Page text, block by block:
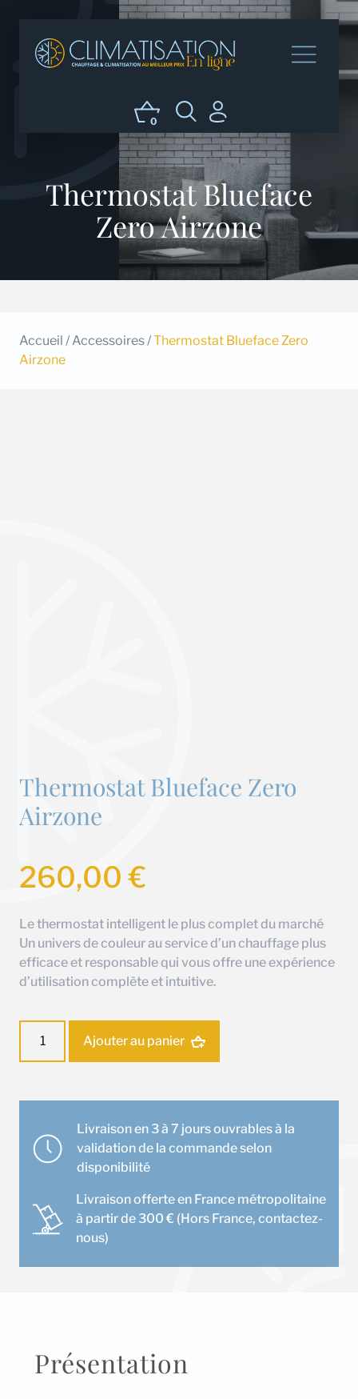
0
Thermostat Blueface
Zero Airzone
Accueil / Accessoires/Thermostat Blueface Zero
Airzone
Thermostat Blueface Zero
Airzone
260,00€
Le thermostat intelligent le plus complet du marché
Un univers de couleur au service d’un chauffage plus
efficace et responsable qui vous offre une expérience
d’utilisation complète et intuitive.
Ajouter au panier
Livraison en 3 à 7 jours ouvrables à la
validation de la commande selon
disponibilité
Livraison offerte en France métropolitaine
à partir de 300 € (Hors France, contactez-
nous)
Présentation